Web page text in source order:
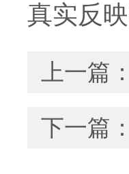
真实反
上一篇：
下一篇：